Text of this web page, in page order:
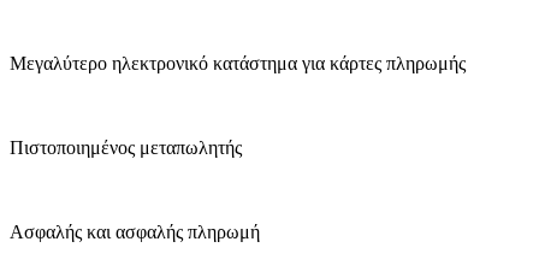
Μεγαλύτερο ηλεκτρονικό κατάστημα για κάρτες πληρωμής
Πιστοποιημένος μεταπωλητής
Ασφαλής και ασφαλής πληρωμή